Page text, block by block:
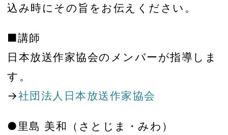
込み時にその旨をお伝えください。
■講師
日本放送作家協会のメンバーが指導しま
す。
→社団法人日本放送作家協会
●里島 美和（さとじま・みわ）